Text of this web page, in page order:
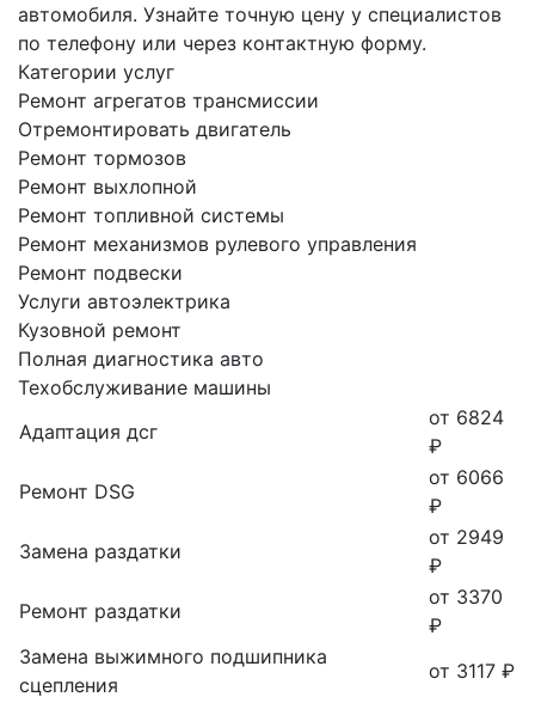
автомобиля. Узнайте точную цену у специалистов
по телефону или через контактную форму.
Категории услуг
Ремонт агрегатов трансмиссии
Отремонтировать двигатель
Ремонт тормозов
Ремонт выхлопной
Ремонт топливной системы
Ремонт механизмов рулевого управления
Ремонт подвески
Услуги автоэлектрика
Кузовной ремонт
Полная диагностика авто
Техобслуживание машины
Адаптация дсг
от 6824
₽
Ремонт DSG
от 6066
₽
Замена раздатки
от 2949
₽
Ремонт раздатки
от 3370
₽
Замена выжимного подшипника
сцепления
от 3117 ₽